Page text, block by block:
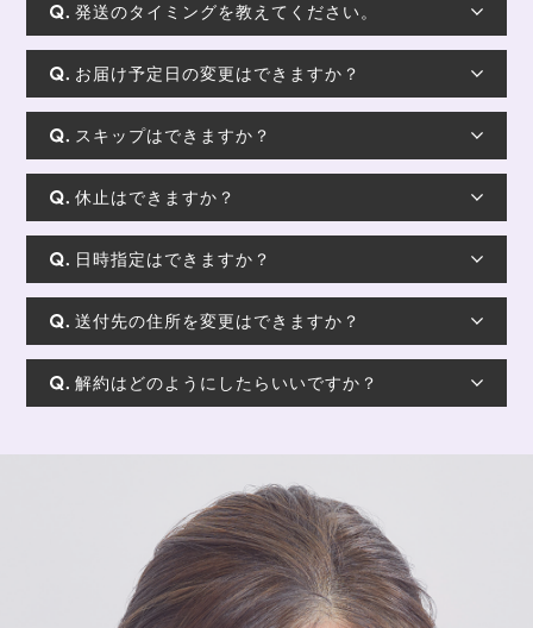
発送のタイミングを教えてください。
お届け予定日の変更はできますか？
スキップはできますか？
休止はできますか？
日時指定はできますか？
送付先の住所を変更はできますか？
解約はどのようにしたらいいですか？